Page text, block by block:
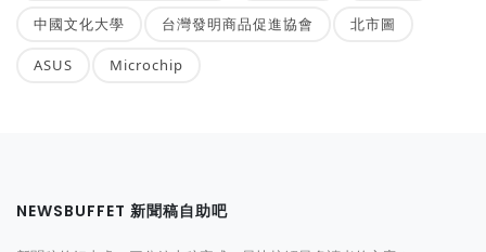
中國文化大學 台灣發明商品促進協會 北市圖
ASUS Microchip
NEWSBUFFET 新聞稿自助吧